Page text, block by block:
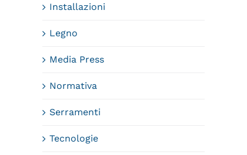
Installazioni
Legno
Media Press
Normativa
Serramenti
Tecnologie